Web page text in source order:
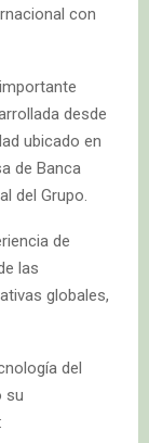
con
desde
ubicado en
de Banca
del Grupo.
de
las
globales,
del
su